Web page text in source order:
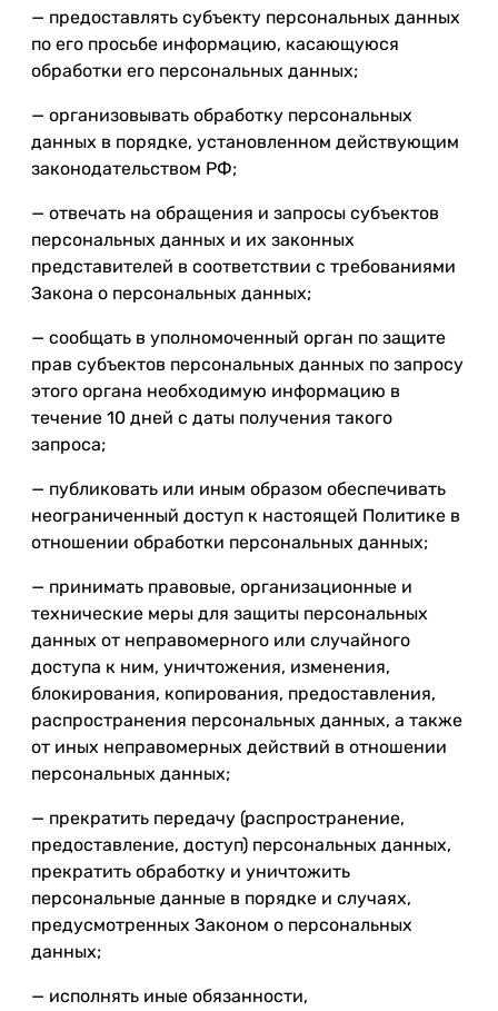
— предоставлять субъекту персональных данных
по его просьбе информацию, касающуюся
обработки его персональных данных;
— организовывать обработку персональных
данных в порядке, установленном действующим
законодательством РФ;
— отвечать на обращения и запросы субъектов
персональных данных и их законных
представителей в соответствии с требованиями
Закона о персональных данных;
— сообщать в уполномоченный орган по защите
прав субъектов персональных данных по запросу
этого органа необходимую информацию в
течение 10 дней с даты получения такого
запроса;
— публиковать или иным образом обеспечивать
неограниченный доступ к настоящей Политике в
отношении обработки персональных данных;
— принимать правовые, организационные и
технические меры для защиты персональных
данных от неправомерного или случайного
доступа к ним, уничтожения, изменения,
блокирования, копирования, предоставления,
распространения персональных данных, а также
от иных неправомерных действий в отношении
персональных данных;
— прекратить передачу (распространение,
предоставление, доступ) персональных данных,
прекратить обработку и уничтожить
персональные данные в порядке и случаях,
предусмотренных Законом о персональных
данных;
— исполнять иные обязанности,